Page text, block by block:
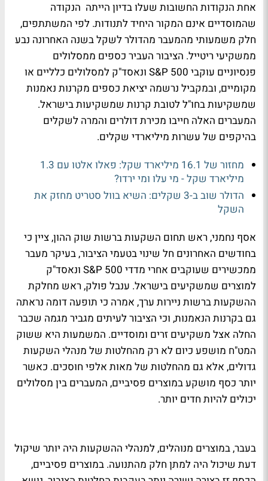
אחת הנקודות החשובות שעלו בדיון הייתה הנקודה
שהמוסדיים אינם המקור היחיד לתנודות. לפי המשתתפים,
חלק משמעותי מהמעבר מהדולר לשקל בשנה האחרונה נבע
ממשקיעי ריטייל. הציבור העביר כספים ממסלולים
פנסיוניים עוקבי S&P 500 ונאסד"ק למסלולים כלליים או
מקומיים, ובמקביל נרשמה יציאת כספים מקרנות נאמנות
שמשקיעות בחו"ל לטובת קרנות שמשקיעות בישראל.
המעברים האלה חייבו מכירת דולרים והמרה לשקלים
בהיקפים של עשרות מיליארדי שקלים.
מחזור של 16.1 מיליארד שקל: פאלו אלטו עם 1.3
מיליארד שקל - מי עלו ומי ירדו?
הדולר שוב ב-3 שקלים: השיא בוול סטריט מחזק את
השקל
אסף נחמני, ראש תחום השקעות ברשות שוק ההון, ציין כי
בחודשים האחרונים חל שינוי בטעמי הציבור, בעיקר מעבר
ממכשירים שעוקבים אחרי מדדי S&P 500 ונאסד"ק
למוצרים שמשקיעים בישראל. ענבל פולק, ראש מחלקת
ההשקעות ברשות ניירות ערך, אמרה כי תופעה דומה נראתה
גם בקרנות הנאמנות, וכי הציבור לעיתים מגביר מגמה שכבר
החלה אצל משקיעים זרים ומוסדיים. המשמעות היא ששוק
המט"ח מושפע כיום לא רק מהחלטות של מנהלי השקעות
גדולים, אלא גם מהחלטות של מאות אלפי חוסכים. כאשר
יותר כסף מושקע במוצרים פסיביים, המעברים בין מסלולים
יכולים להיות חדים יותר.
בעבר, במוצרים מנוהלים, למנהלי ההשקעות היה יותר שיקול
דעת שיכול היה למתן חלק מהתנועה. במוצרים פסיביים,